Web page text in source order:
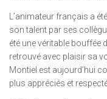
L’animateur français a
son talent par ses
été une véritable bouffée
retrouvé avec plaisir sa
Montiel est aujourd’hui
plus appréciés et